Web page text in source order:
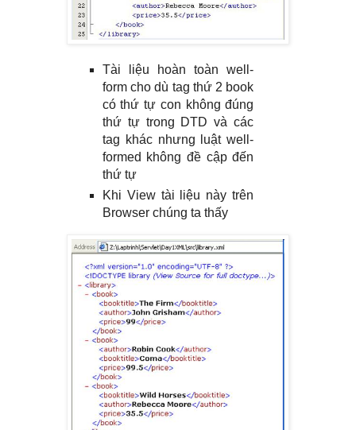
Tài liệu hoàn toàn well-
form cho dù tag thứ 2 book
có thứ tự con không đúng
thứ tự trong DTD và các
tag khác nhưng luật well-
formed không đề cập đến
thứ tự
Khi View tài liệu này trên
Browser chúng ta thấy